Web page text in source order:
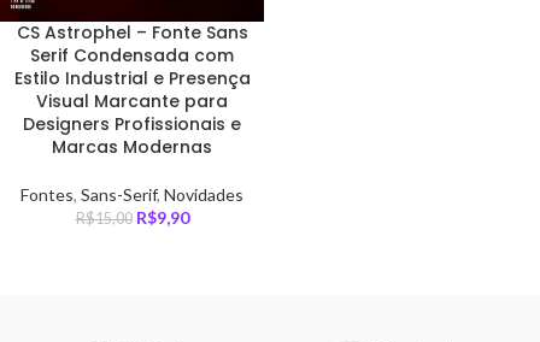
CS Astrophel – Fonte Sans
Serif Condensada com
Estilo Industrial e Presença
Visual Marcante para
Designers Profissionais e
Marcas Modernas
Fontes, Sans-Serif, Novidades
R$15,00 R$9,90